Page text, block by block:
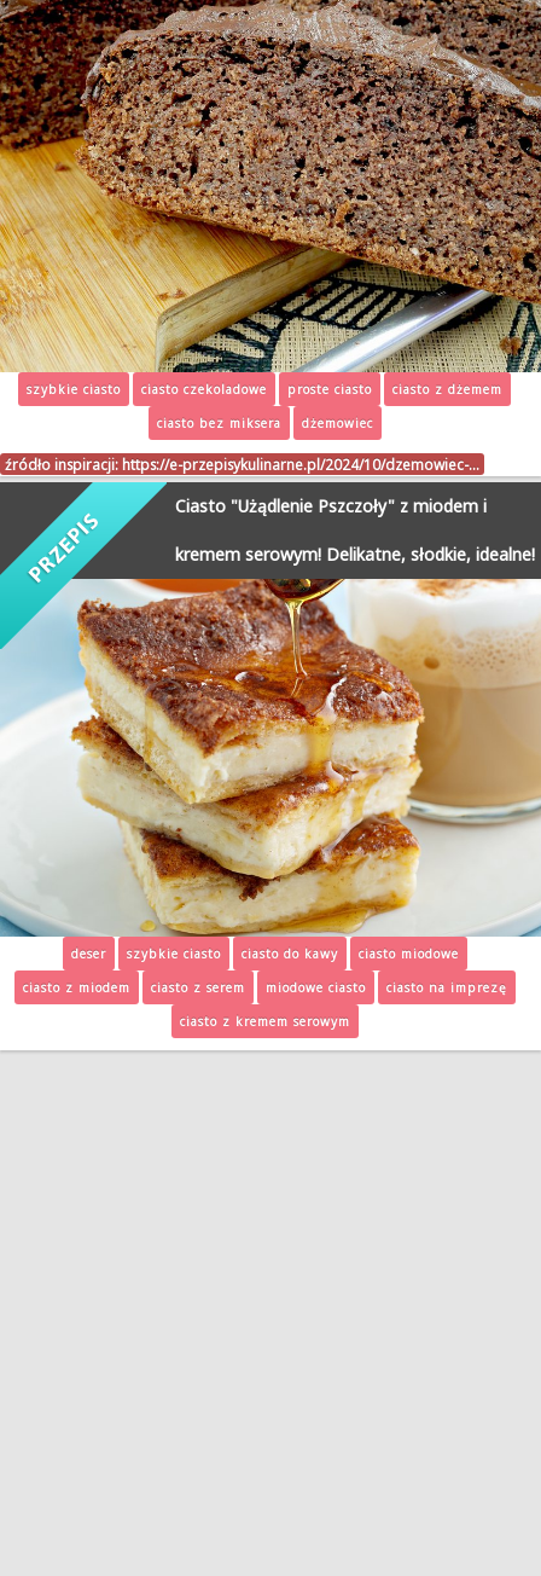
szybkie ciasto ciasto czekoladowe proste ciasto
ciasto z dżemem
ciasto bez miksera
dżemowiec
źródło inspiracji: https://e-przepisykulinarne.pl/2024/10/dzemowiec-…
Ciasto "Użądlenie Pszczoły" z miodem i
kremem serowym! Delikatne, słodkie, idealne!
deser szybkie ciasto ciasto do kawy
ciasto miodowe
ciasto z miodem
ciasto z serem miodowe ciasto
ciasto na imprezę
ciasto z kremem serowym